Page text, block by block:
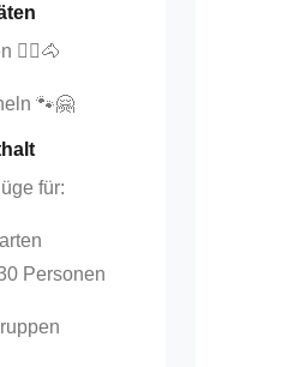
🚶‍♂️🐴
🐾🤗
für:
Personen